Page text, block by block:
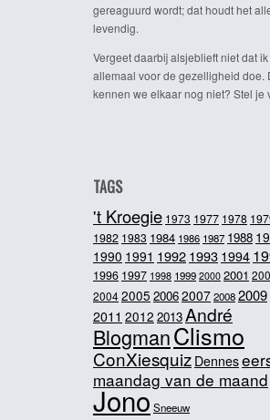
gereaguurd wordt; dat houdt het
levendig.
Vergeet daarbij alsjeblieft niet dat
allemaal voor de gezelligheid doe.
kennen we elkaar nog niet? Stel je
TAGS
't Kroegie 1973 1977 1978
1982 1983 1984 1986 1987 1988
1990 1991 19921993 1994
1996 1997 1998 1999 2000 2001
20042005 2006200720082009
2011 2012 2013André
BlogmanClismo
ConXiesquiz Dennes
maandag van de maand
JonoSneeuw